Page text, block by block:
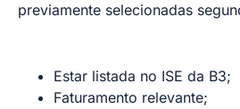
previamente selecionadas
Estar listada no ISE da B3;
Faturamento relevante;